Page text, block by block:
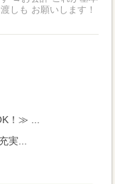
しも お願いします！
！≫ ...
実...